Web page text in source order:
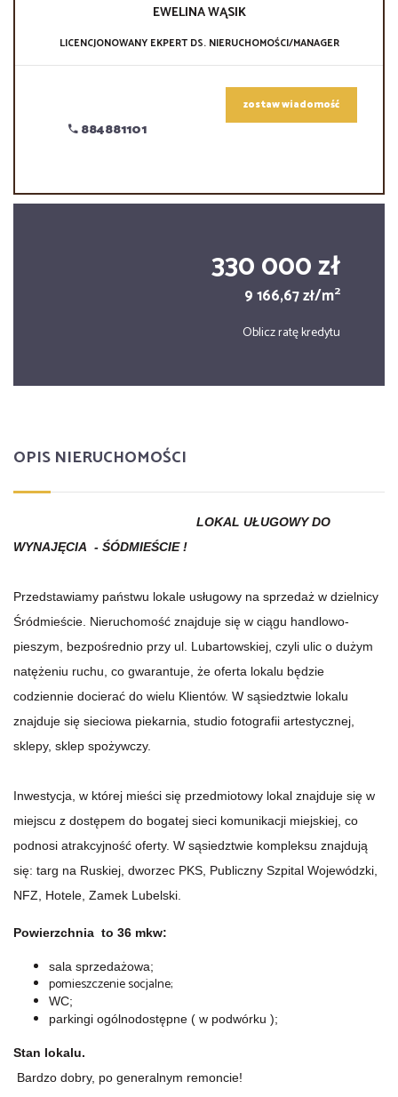
EWELINAWĄSIK
LICENCJONOWANY EKPERT DS. NIERUCHOMOŚCI/MANAGER
884881101
zostaw wiadomość
330 000 zł
9 166,67 zł/m2
Oblicz ratę kredytu
OPIS NIERUCHOMOŚCI
LOKAL UŁUGOWY DO
WYNAJĘCIA - ŚÓDMIEŚCIE !
Przedstawiamy państwu lokale usługowy na sprzedaż w dzielnicy
Śródmieście. Nieruchomość znajduje się w ciągu handlowo-
pieszym, bezpośrednio przy ul. Lubartowskiej, czyli ulic o dużym
natężeniu ruchu, co gwarantuje, że oferta lokalu będzie
codziennie docierać do wielu Klientów. W sąsiedztwie lokalu
znajduje się sieciowa piekarnia, studio fotografii artestycznej,
sklepy, sklep spożywczy.
Inwestycja, w której mieści się przedmiotowy lokal znajduje się w
miejscu z dostępem do bogatej sieci komunikacji miejskiej, co
podnosi atrakcyjność oferty. W sąsiedztwie kompleksu znajdują
się: targ na Ruskiej, dworzec PKS, Publiczny Szpital Wojewódzki,
NFZ, Hotele, Zamek Lubelski.
Powierzchnia to 36 mkw:
sala sprzedażowa;
pomieszczenie socjalne;
WC;
parkingi ogólnodostępne ( w podwórku );
Stan lokalu.
Bardzo dobry, po generalnym remoncie!